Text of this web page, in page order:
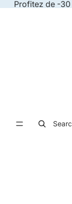
Profitez de -